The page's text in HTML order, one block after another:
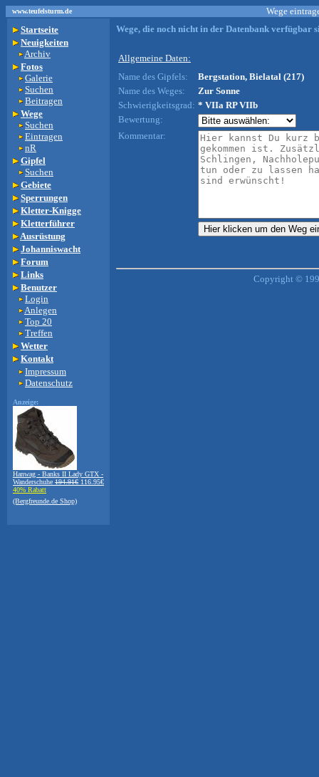
www.teufelsturm.de
Wege
Startseite
Neuigkeiten
Archiv
Fotos
Galerie
Suchen
Beitragen
Wege
Suchen
Eintragen
nR
Gipfel
Suchen
Gebiete
Sperrungen
Kletter-Knigge
Kletterführer
Ausrüstung
Johanniswacht
Forum
Links
Benutzer
Login
Anlegen
Top 20
Treffen
Wetter
Kontakt
Impressum
Datenschutz
Anzeige:
Hanwag - Banks II Lady GTX -
Wanderschuhe 194.91€ 116.95€
40% Rabatt
(Bergfreunde.de Shop)
Wege, die noch nicht in der Datenbank verfügbar
Allgemeine Daten:
Name des Gipfels:
Bergstation, Bielatal (217)
Name des Weges:
Zur Sonne
Schwierigkeitsgrad: * VIIa RP VIIb
Bewertung:
Kommentar:
Copyright ©